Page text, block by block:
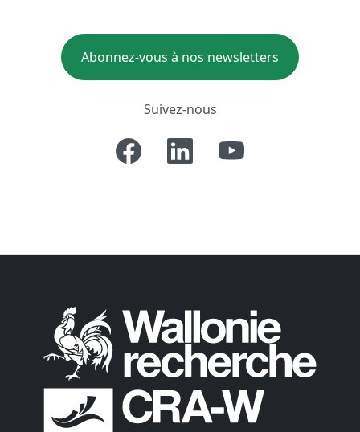
Abonnez-vous à nos newsletters
Suivez-nous